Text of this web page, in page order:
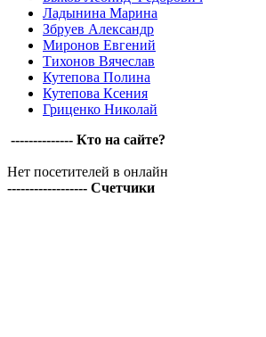
Ладынина Марина
Збруев Александр
Миронов Евгений
Тихонов Вячеслав
Кутепова Полина
Кутепова Ксения
Гриценко Николай
-------------- Кто на сайте?
Нет посетителей в онлайн
------------------ Счетчики